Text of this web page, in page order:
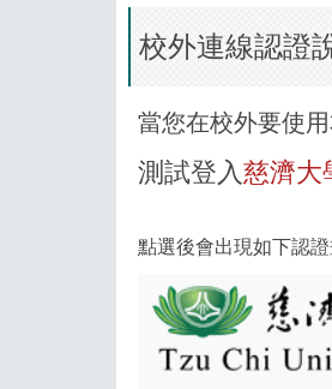
校外連線認證
當您在校外要使
測試登入慈濟大
點選後會出現如下認